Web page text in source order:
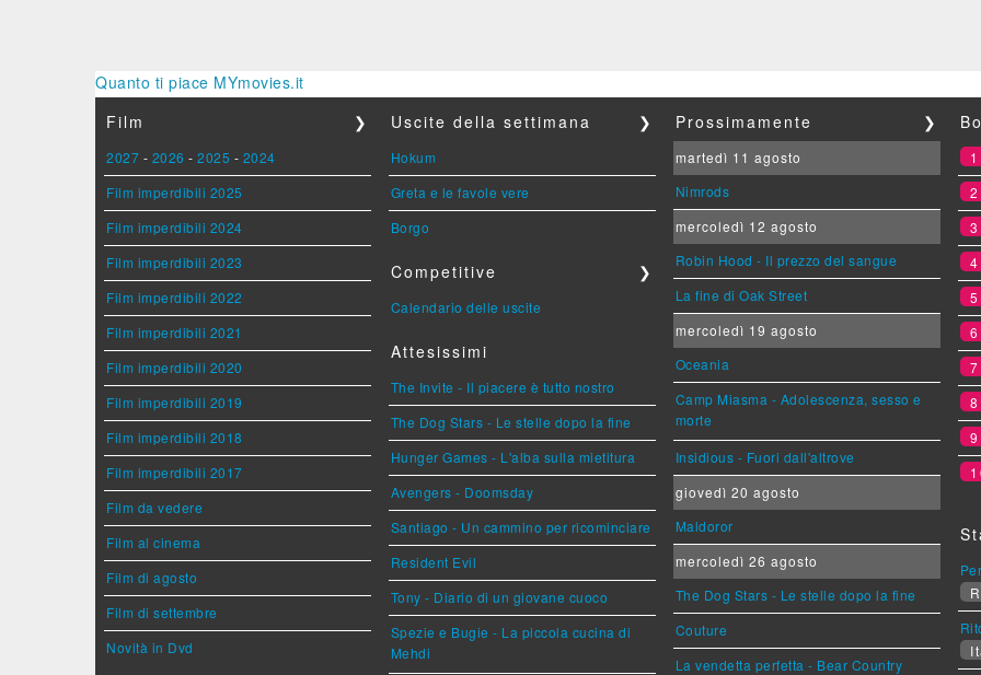
Quanto ti piace MYmovies.it
Film
❯
2027 - 2026 - 2025 - 2024
Film imperdibili 2025
Film imperdibili 2024
Film imperdibili 2023
Film imperdibili 2022
Film imperdibili 2021
Film imperdibili 2020
Film imperdibili 2019
Film imperdibili 2018
Film imperdibili 2017
Film da vedere
Film al cinema
Film di agosto
Film di settembre
Novità in Dvd
Uscite della settimana ❯
Hokum
Greta e le favole vere
Borgo
Competitive ❯
Calendario delle uscite
Attesissimi
The Invite - Il piacere è tutto nostro
The Dog Stars - Le stelle dopo la fine
Hunger Games - L'alba sulla mietitura
Avengers - Doomsday
Santiago - Un cammino per ricominciare
Resident Evil
Tony - Diario di un giovane cuoco
Spezie e Bugie - La piccola cucina di
Mehdi
Prossimamente ❯
martedì 11 agosto
Nimrods
mercoledì 12 agosto
Robin Hood - Il prezzo del sangue
La fine di Oak Street
mercoledì 19 agosto
Oceania
Camp Miasma - Adolescenza, sesso e
morte
Insidious - Fuori dall'altrove
giovedì 20 agosto
Maldoror
mercoledì 26 agosto
The Dog Stars - Le stelle dopo la fine
Couture
La vendetta perfetta - Bear Country